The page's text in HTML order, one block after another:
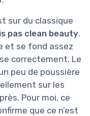
sur du classique
pas clean beauty.
et se fond assez
correctement. Le
peu de poussière
sur les
Pour moi, ce
que ce n’est